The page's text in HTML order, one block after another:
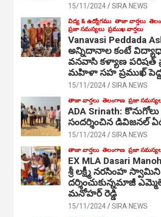
15/11/2024 SIRA NEWS
విద్య & ఉద్యోగము తాజా వార్తలు
ప్రజా సమస్యలు ప్రముఖ వార్తలు
Vanavasi Peddada
అన్నిదానాల కంటే
వనవాసి కళ్యాణ పరిషత్
మహిళా సహ ప్రముఖ్
15/11/2024 SIRA NEWS
తాజా వార్తలు తెలంగాణ ప్రజా
ADA Srinath: కొనుగోలు
సంద‌ర్శించిన డివిజనల్
15/11/2024 SIRA NEWS
తాజా వార్తలు తెలంగాణ ప్రజా
EX MLA Dasari
శ్రీ లక్ష్మీ నరసింహ స్వామిని
దర్శించుకున్నమాజీ
మనోహర్ రెడ్డి
15/11/2024 SIRA NEWS